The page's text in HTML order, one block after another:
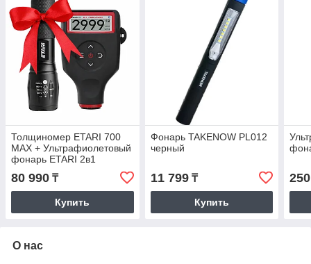
Толщиномер ETARI 700
MAX + Ультрафиолетовый
фонарь ETARI 2в1
80 990 ₸
Купить
Фонарь TAKENOW PL012
черный
11 799₸
Купить
О нас